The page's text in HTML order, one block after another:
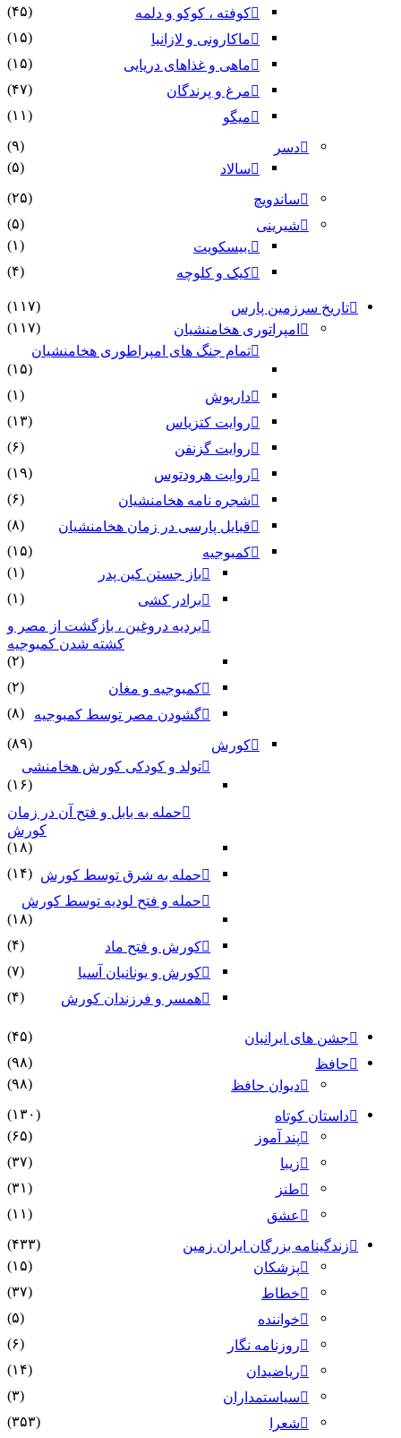
کوفته ، کوکو و دلمه
(۴۵)
ماکارونی و لازانیا
(۱۵)
ماهی و غذاهای دریایی
(۱۵)
مرغ و پرندگان
(۴۷)
میگو
(۱۱)
دسر
(۹)
سالاد
(۵)
ساندویچ
(۲۵)
شیرینی
(۵)
.بیسکویت
(۱)
کیک و کلوچه
(۴)
تاریخ سرزمین پارس
(۱۱۷)
امپراتوری هخامنشیان
(۱۱۷)
تمام جنگ های امپراطوری هخامنشیان
(۱۵)
داریوش
(۱)
روایت کتزیاس
(۱۳)
روایت گزنفن
(۶)
روایت هرودتوس
(۱۹)
شجره نامه هخامنشیان
(۶)
قبایل پارسی در زمان هخامنشیان
(۸)
کمبوجیه
(۱۵)
باز جستن کین پدر
(۱)
برادر کشی
(۱)
بردیه دروغین ، بازگشت از مصر و
کشته شدن کمبوجیه
(۲)
کمبوجیه و مغان
(۲)
گشودن مصر توسط کمبوجیه
(۸)
کورش
(۸۹)
تولد و کودکی کورش هخامنشی
(۱۶)
حمله به بابل و فتح آن در زمان
کورش
(۱۸)
حمله به شرق توسط کورش (۱۴)
حمله و فتح لودیه توسط کورش
(۱۸)
کورش و فتح ماد
(۴)
کورش و یونانیان آسیا
(۷)
همسر و فرزندان کورش
(۴)
جشن های ایرانیان
(۴۵)
حافظ
(۹۸)
دیوان حافظ
(۹۸)
داستان کوتاه
(۱۳۰)
پند آموز
(۶۵)
زیبا
(۳۷)
طنز
(۳۱)
عشق
(۱۱)
زندگینامه بزرگان ایران زمین
(۴۳۳)
پزشکان
(۱۵)
خطاط
(۳۷)
خواننده
(۵)
روزنامه نگار
(۶)
ریاضیدان
(۱۴)
سیاستمداران
(۳)
شعرا
(۳۵۳)